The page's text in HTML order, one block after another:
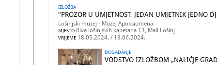
IZLOŽBA
"PROZOR U UMJETNOST, JEDAN UMJETNIK JEDNO
Lošinjski muzej - Muzej Apoksiomena
MJESTO Riva lošinjskih kapetana 13, Mali Lošinj
VRIJEME 18.05.2024. / 18.06.2024.
DOGADANJE
VODSTVO IZLOŽBOM „NALIČJE